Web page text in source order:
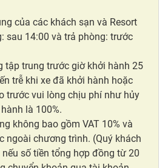
của các khách sạn và Resort
sau 14:00 và trả phòng: trước
tập trung trước giờ khởi hành 25
trễ khi xe đã khởi hành hoặc
trước vui lòng chịu phí như hủy
là 100%.
không bao gồm VAT 10% và
ngoài chương trình. (Quý khách
số tiền tổng hợp đồng từ 20